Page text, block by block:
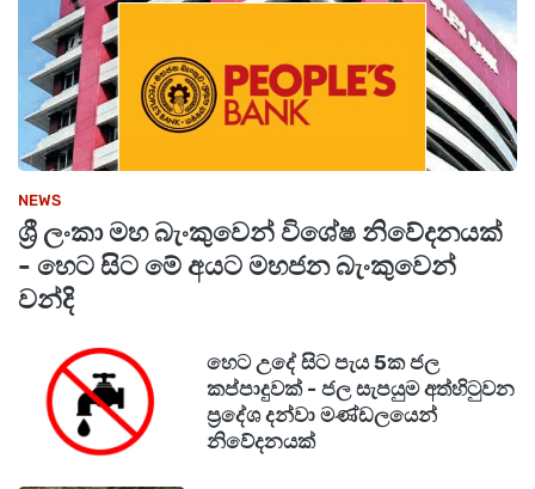
අරමුණ සාක්ෂාත් කර ගැනීමේ වැදගත්කම කමිටුව
අවධාරණය කළේය.
NEWS
ශ්‍රී ලංකා මහ බැංකුවෙන් විශේෂ නිවේදනයක්
- හෙට සිට මේ අයට මහජන බැංකුවෙන්
වන්දි
හෙට උදේ සිට පැය 5ක ජල
කප්පාදුවක් - ජල සැපයුම අත්හිටුවන
ප්‍රදේශ දන්වා මණ්ඩලයෙන්
නිවේදනයක්